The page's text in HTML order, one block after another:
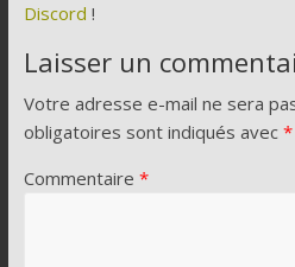
Discord !
Laisser un
Votre adresse e-mail ne sera
obligatoires sont indiqués avec *
Commentaire *